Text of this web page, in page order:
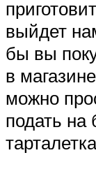
выйдет
бы вы
в
можно
подать на